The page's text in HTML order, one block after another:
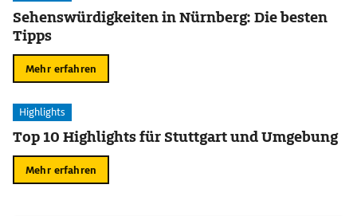
Sehenswürdigkeiten in Nürnberg: Die besten
Tipps
Mehr erfahren
Highlights
Top 10 Highlights für Stuttgart und Umgebung
Mehr erfahren